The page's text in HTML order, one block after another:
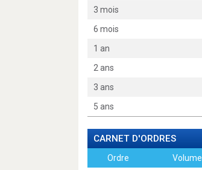
3 mois
6 mois
1 an
2 ans
3 ans
5 ans
CARNET D'ORDRES
Ordre Volume